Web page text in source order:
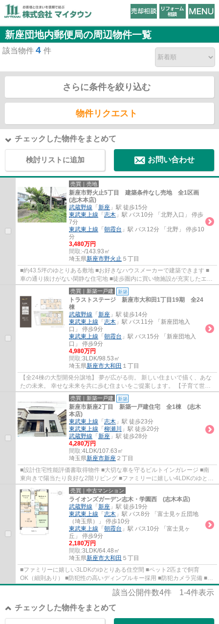
新座団地内郵便局の周辺物件一覧
該当物件 4 件
さらに条件を絞り込む
物件リクエスト
チェックした物件をまとめて
検討リストに追加 お問い合わせ
売買｜売地
新座市野火止5丁目 建築条件なし売地 全1区画
(志木本店)
武蔵野線 「 新座 」駅 徒歩15分
東武東上線 「 志木 」駅 バス10分 「北野入口」 停歩
7分
東武東上線 「 朝霞台 」駅 バス12分 「北野」 停歩10
分
3,480万円
間取:-/143.93㎡
埼玉県新座市野火止 ５丁目
■約43.5坪のゆとりある敷地 ■お好きなハウスメーカーで建築できます ■
車の通り抜けがない閑静な住宅地 ■徒歩圏内に買い物施設が充実したエリ
ア ■志木駅や朝霞台駅までバスの利用が可能...
売買｜新築一戸建 新築
トラストステージ 新座市大和田1丁目19期 全24
棟
武蔵野線 「 新座 」駅 徒歩14分
東武東上線 「 志木 」駅 バス11分 「新座団地入
口」 停歩9分
東武東上線 「 朝霞台 」駅 バス15分 「新座団地入
口」 停歩9分
4,980万円
間取:3LDK/98.53㎡
埼玉県新座市大和田 １丁目
【全24棟の大型開発分譲地】 夢が広がる街。 新しい住まいで描く、あな
たの未来。 幸せな未来を共に歩む住まいをご提案します。 【子育て世帯
にオススメ】 小学校まで徒歩3～4分、中...
売買｜新築一戸建 新築
新座市新座2丁目 新築一戸建住宅 全1棟 (志木
本店)
東武東上線 「 志木 」駅 徒歩23分
東武東上線 「 柳瀬川
」駅 徒歩20分
武蔵野線 「 新座 」駅 徒歩28分
4,280万円
間取:4LDK/107.63㎡
埼玉県新座市新座 ２丁目
■設計住宅性能評価書取得物件 ■大切な車を守るビルトインガレージ ■南
東向きで陽当たり良好な2階リビング ■ファミリーに嬉しい4LDKのゆとり
ある住空間 ■玄関スマートキー採用 ■充実の...
売買｜中古マンション
ライオンズガーデン志木・学園西 (志木本店)
武蔵野線 「 新座 」駅 徒歩19分
東武東上線 「 志木 」駅 バス8分 「富士見ヶ丘団地
（埼玉県）」 停歩10分
東武東上線 「 朝霞台 」駅 バス10分 「富士見ヶ
丘」 停歩9分
2,180万円
間取:3LDK/64.48㎡
埼玉県新座市大和田 ５丁目
■ファミリーに嬉しい3LDKのゆとりある住空間 ■ペット2匹まで飼育
OK（細則あり） ■防犯性の高いディンプルキー採用 ■防犯カメラ完備 ■小
学校近く通学に便利な住環境 ■商業施設が徒歩圏...
該当公開件数4件 1-4件表示
チェックした物件をまとめて